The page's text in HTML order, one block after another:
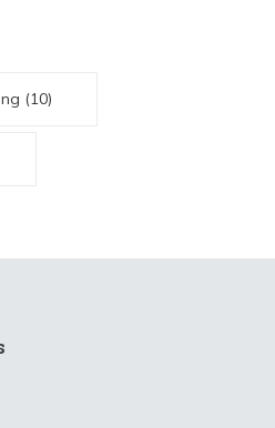
(10)